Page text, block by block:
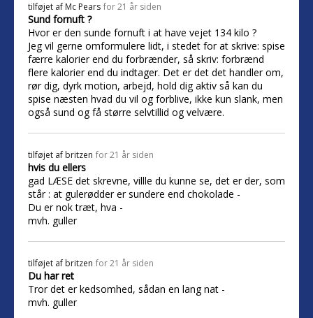
tilføjet af Mc Pears for 21 år siden
Sund fornuft ?
Hvor er den sunde fornuft i at have vejet 134 kilo ?
Jeg vil gerne omformulere lidt, i stedet for at skrive: spise
færre kalorier end du forbrænder, så skriv: forbrænd
flere kalorier end du indtager. Det er det det handler om,
rør dig, dyrk motion, arbejd, hold dig aktiv så kan du
spise næsten hvad du vil og forblive, ikke kun slank, men
også sund og få større selvtillid og velvære.
tilføjet af britzen for 21 år siden
hvis du ellers
gad LÆSE det skrevne, villle du kunne se, det er der, som
står : at gulerødder er sundere end chokolade -
Du er nok træt, hva -
mvh. guller
tilføjet af britzen for 21 år siden
Du har ret
Tror det er kedsomhed, sådan en lang nat -
mvh. guller